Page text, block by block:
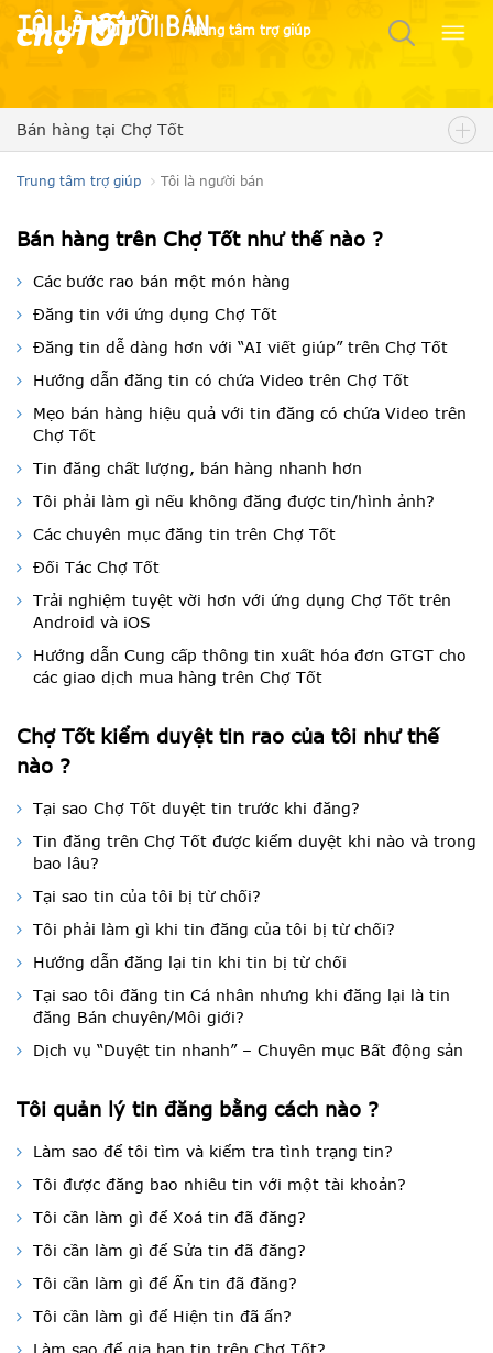
Trung tâm trợ giúp
Tôi là người bán
Bán hàng tại Chợ Tốt
Trung tâm trợ giúp Tôi là người bán
Bán hàng trên Chợ Tốt như thế nào ?
Các bước rao bán một món hàng
Đăng tin với ứng dụng Chợ Tốt
Đăng tin dễ dàng hơn với “AI viết giúp” trên Chợ Tốt
Hướng dẫn đăng tin có chứa Video trên Chợ Tốt
Mẹo bán hàng hiệu quả với tin đăng có chứa Video trên
Chợ Tốt
Tin đăng chất lượng, bán hàng nhanh hơn
Tôi phải làm gì nếu không đăng được tin/hình ảnh?
Các chuyên mục đăng tin trên Chợ Tốt
Đối Tác Chợ Tốt
Trải nghiệm tuyệt vời hơn với ứng dụng Chợ Tốt trên
Android và iOS
Hướng dẫn Cung cấp thông tin xuất hóa đơn GTGT cho
các giao dịch mua hàng trên Chợ Tốt
Chợ Tốt kiểm duyệt tin rao của tôi như thế
nào ?
Tại sao Chợ Tốt duyệt tin trước khi đăng?
Tin đăng trên Chợ Tốt được kiểm duyệt khi nào và trong
bao lâu?
Tại sao tin của tôi bị từ chối?
Tôi phải làm gì khi tin đăng của tôi bị từ chối?
Hướng dẫn đăng lại tin khi tin bị từ chối
Tại sao tôi đăng tin Cá nhân nhưng khi đăng lại là tin
đăng Bán chuyên/Môi giới?
Dịch vụ “Duyệt tin nhanh” – Chuyên mục Bất động sản
Tôi quản lý tin đăng bằng cách nào ?
Làm sao để tôi tìm và kiểm tra tình trạng tin?
Tôi được đăng bao nhiêu tin với một tài khoản?
Tôi cần làm gì để Xoá tin đã đăng?
Tôi cần làm gì để Sửa tin đã đăng?
Tôi cần làm gì để Ẩn tin đã đăng?
Tôi cần làm gì để Hiện tin đã ẩn?
Làm sao để gia hạn tin trên Chợ Tốt?